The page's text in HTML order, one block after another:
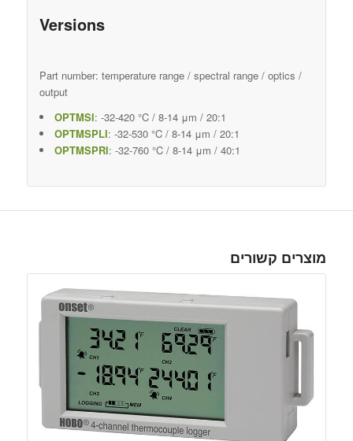
Versions
Part number: temperature range / spectral range / optics /
output
OPTMSI: -32-420 °C / 8-14 μm / 20:1
OPTMSPLI: -32-530 °C / 8-14 μm / 20:1
OPTMSPRI: -32-760 °C / 8-14 μm / 40:1
מוצרים קשורים